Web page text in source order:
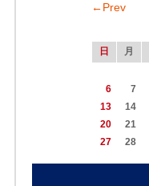
←Prev
日 月
6
7
13
14
20
21
27
28